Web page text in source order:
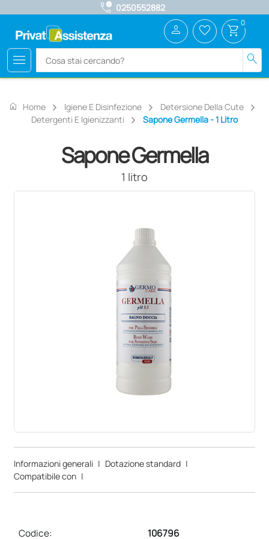
call_quality 0250552882
menu search
person favorite_border shopping_cart 0
home Home Igiene E Disinfezione
Detersione Della Cute
Detergenti E Igienizzanti
Sapone Germella - 1 Litro
Sapone Germella
1 litro
Informazioni generali | Dotazione standard |
Compatibile con |
Codice:
106796